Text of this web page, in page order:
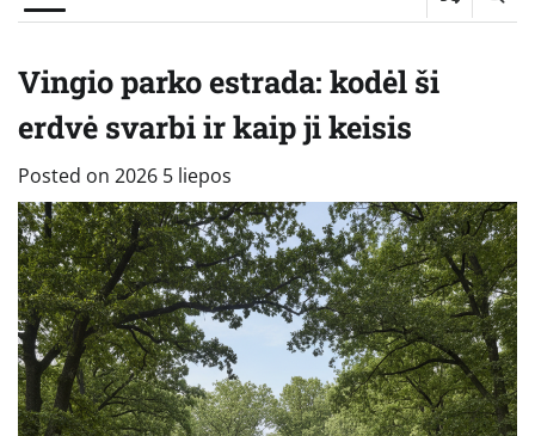
Vingio parko estrada: kodėl ši
erdvė svarbi ir kaip ji keisis
Posted on 2026 5 liepos